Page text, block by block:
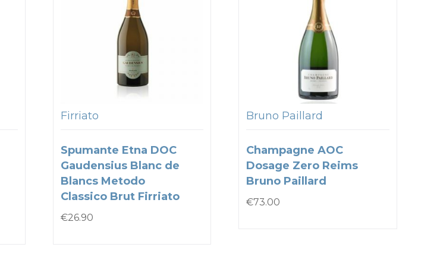
Firriato
Spumante Etna DOC
Gaudensius Blanc de
Blancs Metodo
Classico Brut Firriato
€26.90
Bruno Paillard
Champagne AOC
Dosage Zero Reims
Bruno Paillard
€73.00